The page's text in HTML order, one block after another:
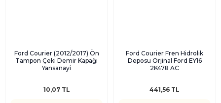
Ford Courier (2012/2017) Ön
Tampon Çeki Demir Kapağı
Yansanayi
10,07 TL
Ford Courier Fren Hidrolik
Deposu Orjinal Ford EY16
2K478 AC
441,56 TL